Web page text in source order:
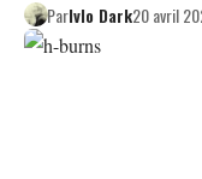
ParIvlo Dark20 avril